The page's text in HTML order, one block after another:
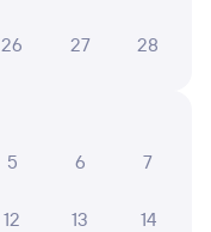
26 27 28
5 6 7
12 13 14